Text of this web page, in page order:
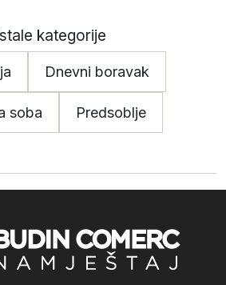
kategorije
Dnevni boravak
soba Predsoblje